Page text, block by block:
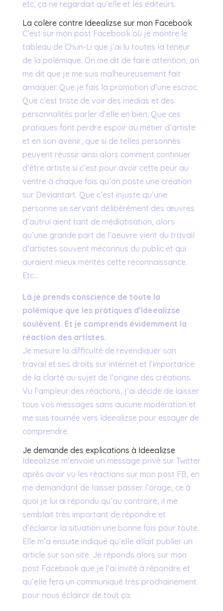
etc, ça ne regardait qu’elle et les éditeurs.
La colère contre Ideealizse sur mon Facebook
C’est sur mon post Facebook où je montre le
tableau de Chun-Li que j’ai lu toutes la teneur
de la polémique. On me dit de faire attention, on
me dit que je me suis malheureusement fait
arnaquer. Que je fais la promotion d’une escroc.
Que c’est triste de voir des médias et des
personnalités parler d’elle en bien. Que ces
pratiques font perdre espoir au métier d’artiste
et en son avenir, que si de telles personnes
peuvent réussir ainsi alors comment continuer
d’être artiste si c’est pour avoir cette peur au
ventre à chaque fois qu’on poste une création
sur Deviantart. Que c’est injuste qu’une
personne se servant délibérément des œuvres
d’autrui aient tant de médiatisation, alors
qu’une grande part de l’oeuvre vient du travail
d’artistes souvent méconnus du public et qui
auraient mieux mérités cette reconnaissance.
Etc…
Là je prends conscience de toute la
polémique que les pratiques d’Ideealizse
soulèvent. Et je comprends évidemment la
réaction des artistes.
Je mesure la difficulté de revendiquer son
travail et ses droits sur internet et l’importance
de la clarté au sujet de l’origine des créations.
Vu l’ampleur des réactions, j’ai décidé de laisser
tous vos messages sans aucune modération et
me suis tournée vers Ideealizse pour essayer de
comprendre.
Je demande des explications à Ideealizse
Ideealizse m’envoie un message privé sur Twitter
après avoir vu les réactions sur mon post FB, en
me demandant de laisser passer l’orage, ce à
quoi je lui ai répondu qu’au contraire, il me
semblait très important de répondre et
d’éclaircir la situation une bonne fois pour toute.
Elle m’a ensuite indiqué qu’elle allait publier un
article sur son site. Je réponds alors sur mon
post Facebook que je l’ai invité à répondre et
qu’elle fera un communiqué très prochainement
pour nous éclaircir de tout ça.